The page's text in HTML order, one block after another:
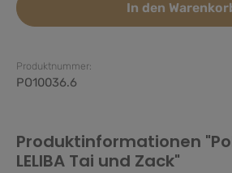
In den
Produktnummer:
PO10036.6
Produktinformationen
LELIBA Tai und Zack"